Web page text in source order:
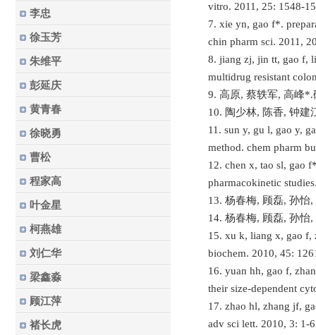
李忠
徐玉芳
朱维平
彭延庆
黄青春
徐晓勇
曹松
程家高
叶金星
柯燕雄
刘仁华
梁鑫淼
顾江萍
褚长虎
vitro. 2011, 25: 1548-
7. xie yn, gao f*.
chin pharm sci. 2011,
8. jiang zj, jin tt, gao f,
multidrug resistant
9. 高原, 蔡轶军, 高峰
10. 陶少林, 陈香, 钟建
11. sun y, gu l, gao y,
method. chem pharm
12. chen x, tao sl, gao
pharmacokinetic
13. 杨春梅, 顾磊, 孙怡
14. 杨春梅, 顾磊, 孙
15. xu k, liang x, gao f,
biochem. 2010, 45:
16. yuan hh, gao f,
their size-dependent
17. zhao hl, zhang jf,
adv sci lett. 2010, 3: 1-